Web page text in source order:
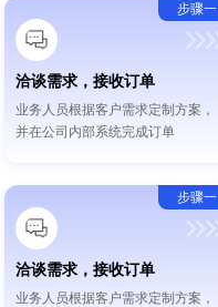
洽谈需求，接收订单
业务人员根据客户需求定制方案，
并在公司内部系统完成订单
步骤一
洽谈需求，接收订单
业务人员根据客户需求定制方案，
步骤一